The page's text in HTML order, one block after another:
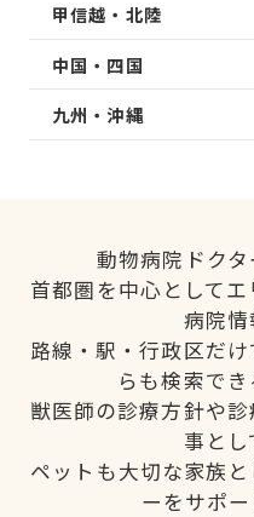
甲信越・北陸
中国・四国
九州・沖縄
動物病院ドクタ
首都圏を中心として
病院情
路線・駅・行政区だ
らも検索でき
獣医師の診療方針や
事とし
ペットも大切な家族
ーをサポー